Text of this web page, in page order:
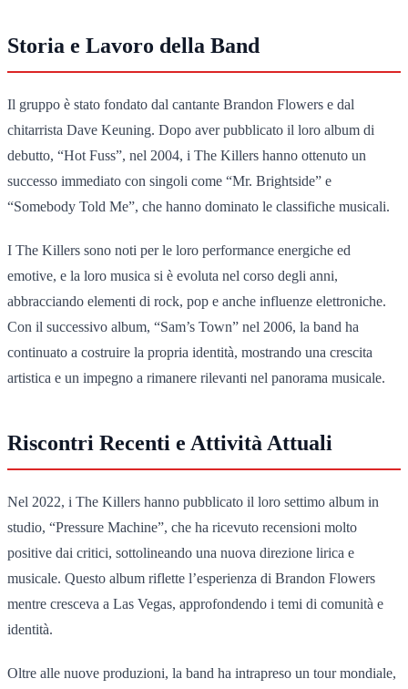
Storia e Lavoro della Band
Il gruppo è stato fondato dal cantante Brandon Flowers e dal
chitarrista Dave Keuning. Dopo aver pubblicato il loro album di
debutto, “Hot Fuss”, nel 2004, i The Killers hanno ottenuto un
successo immediato con singoli come “Mr. Brightside” e
“Somebody Told Me”, che hanno dominato le classifiche musicali.
I The Killers sono noti per le loro performance energiche ed
emotive, e la loro musica si è evoluta nel corso degli anni,
abbracciando elementi di rock, pop e anche influenze elettroniche.
Con il successivo album, “Sam’s Town” nel 2006, la band ha
continuato a costruire la propria identità, mostrando una crescita
artistica e un impegno a rimanere rilevanti nel panorama musicale.
Riscontri Recenti e Attività Attuali
Nel 2022, i The Killers hanno pubblicato il loro settimo album in
studio, “Pressure Machine”, che ha ricevuto recensioni molto
positive dai critici, sottolineando una nuova direzione lirica e
musicale. Questo album riflette l’esperienza di Brandon Flowers
mentre cresceva a Las Vegas, approfondendo i temi di comunità e
identità.
Oltre alle nuove produzioni, la band ha intrapreso un tour mondiale,